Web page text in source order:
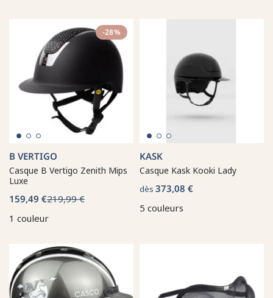
-28%
B VERTIGO
Casque B Vertigo Zenith Mips
Luxe
159,49 €219,99 €
1 couleur
KASK
Casque Kask Kooki Lady
dès 373,08 €
5 couleurs